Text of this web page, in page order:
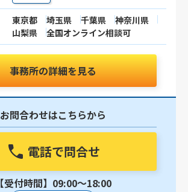
東京都 埼玉県 千葉県
神奈川県
山梨県
全国オンライン相談可
事務所の詳細を見る
お問合わせはこちらから
電話で問合せ
【受付時間】09:00〜18:00